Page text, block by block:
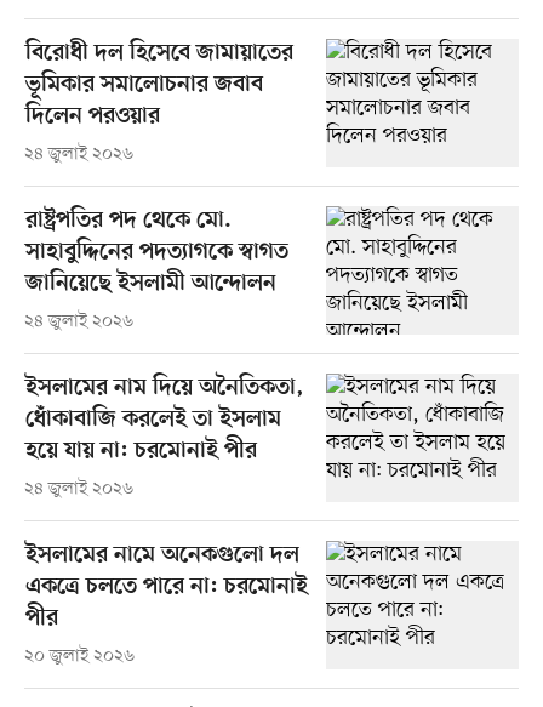
বিরোধী দল হিসেবে জামায়াতের
ভূমিকার সমালোচনার জবাব
দিলেন পরওয়ার
২৪ জুলাই ২০২৬
রাষ্ট্রপতির পদ থেকে মো.
সাহাবুদ্দিনের পদত্যাগকে স্বাগত
জানিয়েছে ইসলামী আন্দোলন
২৪ জুলাই ২০২৬
ইসলামের নাম দিয়ে অনৈতিকতা,
ধোঁকাবাজি করলেই তা ইসলাম
হয়ে যায় না: চরমোনাই পীর
২৪ জুলাই ২০২৬
ইসলামের নামে অনেকগুলো দল
একত্রে চলতে পারে না: চরমোনাই
পীর
২০ জুলাই ২০২৬